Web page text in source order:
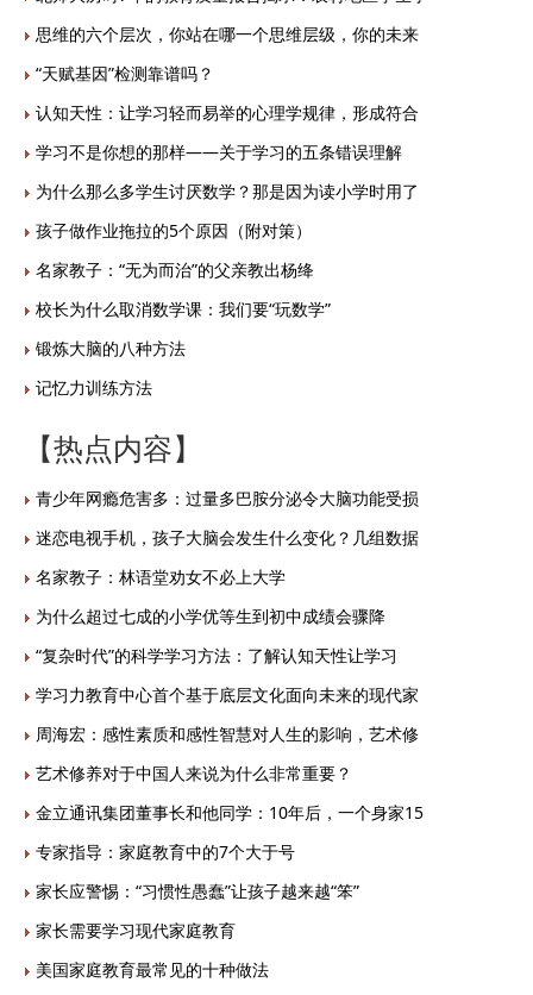
思维的六个层次，你站在哪一个思维层级，你的未来
“天赋基因”检测靠谱吗？
认知天性：让学习轻而易举的心理学规律，形成符合
学习不是你想的那样——关于学习的五条错误理解
为什么那么多学生讨厌数学？那是因为读小学时用了
孩子做作业拖拉的5个原因（附对策）
名家教子：“无为而治”的父亲教出杨绛
校长为什么取消数学课：我们要“玩数学”
锻炼大脑的八种方法
记忆力训练方法
【热点内容】
青少年网瘾危害多：过量多巴胺分泌令大脑功能受损
迷恋电视手机，孩子大脑会发生什么变化？几组数据
名家教子：林语堂劝女不必上大学
为什么超过七成的小学优等生到初中成绩会骤降
“复杂时代”的科学学习方法：了解认知天性让学习
学习力教育中心首个基于底层文化面向未来的现代家
周海宏：感性素质和感性智慧对人生的影响，艺术修
艺术修养对于中国人来说为什么非常重要？
金立通讯集团董事长和他同学：10年后，一个身家15
专家指导：家庭教育中的7个大于号
家长应警惕：“习惯性愚蠢”让孩子越来越“笨”
家长需要学习现代家庭教育
美国家庭教育最常见的十种做法